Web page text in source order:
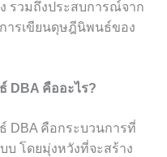
รวมถึงประสบการณ์จาก
ารเขียนดุษฎีนิพนธ์ของ
DBA คืออะไร?
DBA คือกระบวนการที่
บ โดยมุ่งหวังที่จะสร้าง